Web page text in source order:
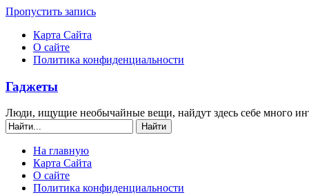
Пропустить запись
Карта Сайта
О сайте
Политика конфиденциальности
Гаджеты
Люди, ищущие необычайные вещи, найдут здесь себе много
На главную
Карта Сайта
О сайте
Политика конфиденциальности